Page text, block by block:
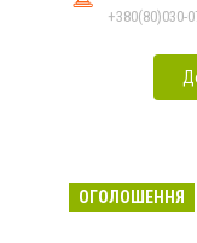
+380(80)030-
ОГОЛОШЕННЯ